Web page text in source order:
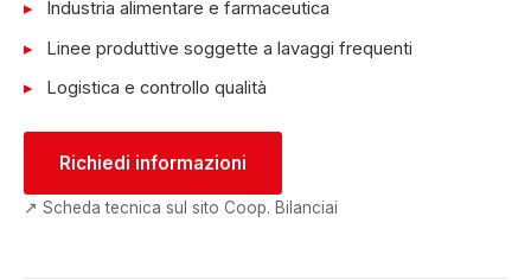
Industria alimentare e farmaceutica
Linee produttive soggette a lavaggi frequenti
Logistica e controllo qualità
Richiedi informazioni
↗ Scheda tecnica sul sito Coop. Bilanciai